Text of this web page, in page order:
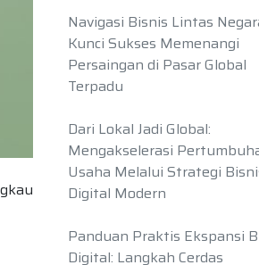
Navigasi Bisnis Lintas
Kunci Sukses Memenangi
Persaingan di Pasar Global
Terpadu
Dari Lokal Jadi Global:
Mengakselerasi
Usaha Melalui Strategi
Digital Modern
Panduan Praktis Ekspansi
Digital: Langkah Cerdas